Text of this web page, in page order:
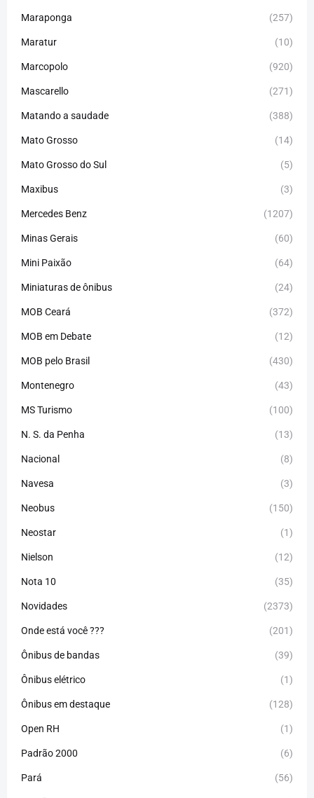
Maraponga (257)
Maratur (10)
Marcopolo (920)
Mascarello (271)
Matando a saudade (388)
Mato Grosso (14)
Mato Grosso do Sul (5)
Maxibus (3)
Mercedes Benz (1207)
Minas Gerais (60)
Mini Paixão (64)
Miniaturas de ônibus (24)
MOB Ceará (372)
MOB em Debate (12)
MOB pelo Brasil (430)
Montenegro (43)
MS Turismo (100)
N. S. da Penha (13)
Nacional (8)
Navesa (3)
Neobus (150)
Neostar (1)
Nielson (12)
Nota 10 (35)
Novidades (2373)
Onde está você ??? (201)
Ônibus de bandas (39)
Ônibus elétrico (1)
Ônibus em destaque (128)
Open RH (1)
Padrão 2000 (6)
Pará (56)